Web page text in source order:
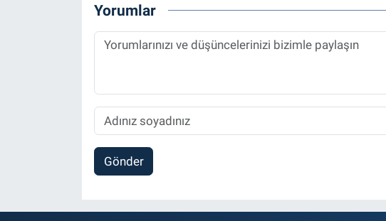
Yorumlar
Gönder